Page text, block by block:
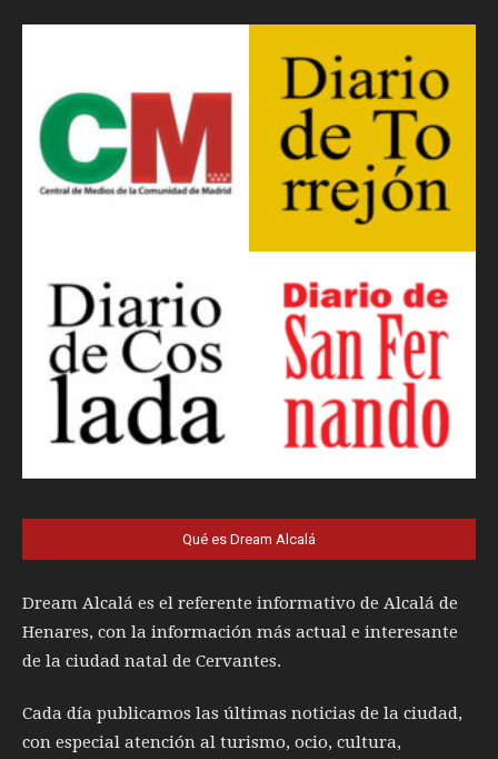
Qué es Dream Alcalá
Dream Alcalá es el referente informativo de Alcalá de
Henares, con la información más actual e interesante
de la ciudad natal de Cervantes.
Cada día publicamos las últimas noticias de la ciudad,
con especial atención al turismo, ocio, cultura,